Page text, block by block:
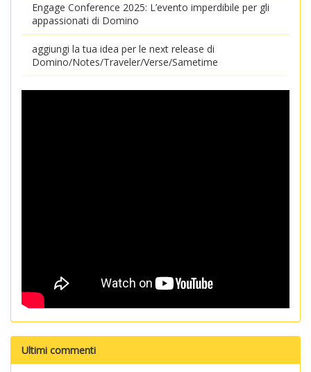
Engage Conference 2025: L’evento imperdibile per gli
appassionati di Domino
aggiungi la tua idea per le next release di
Domino/Notes/Traveler/Verse/Sametime
Ultimi commenti